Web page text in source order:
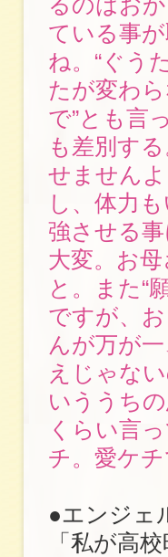
ている事
ね。“ぐう
たが変わ
で”とも言
も差別す
せません
し、体力
強させる
大変。お
と。また“
ですが、
んが万が
えじゃな
いううち
くらい言
チ。愛ケチ
●エンジェ
「私が高